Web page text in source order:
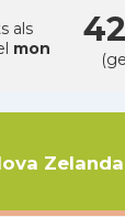
als
mon
Zelanda